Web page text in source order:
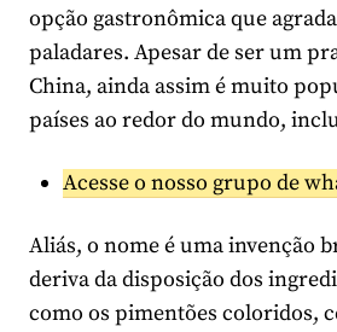
opção gastronômica que
paladares. Apesar de ser um
China, ainda assim é muito
países ao redor do mundo,
Acesse o nosso grupo de
Aliás, o nome é uma invenção
deriva da disposição dos
como os pimentões coloridos,